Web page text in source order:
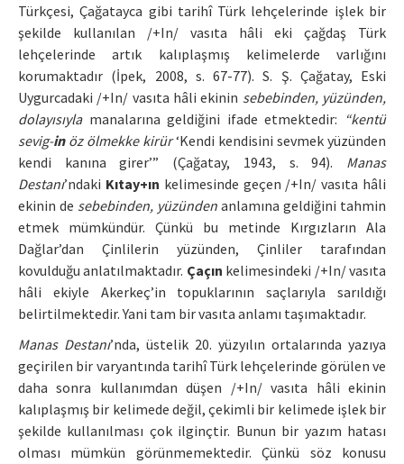
Türkçesi, Çağatayca gibi tarihî Türk lehçelerinde işlek bir
şekilde kullanılan /+In/ vasıta hâli eki çağdaş Türk
lehçelerinde artık kalıplaşmış kelimelerde varlığını
korumaktadır (İpek, 2008, s. 67-77). S. Ş. Çağatay, Eski
Uygurcadaki /+In/ vasıta hâli ekinin sebebinden, yüzünden,
dolayısıylamanalarına geldiğini ifade etmektedir: “kentü
sevig-inöz ölmekke kirür‘Kendi kendisini sevmek yüzünden
kendi kanına girer’” (Çağatay, 1943, s. 94). Manas
Destanı’ndaki Kıtay+ın kelimesinde geçen /+In/ vasıta hâli
ekinin de sebebinden, yüzünden anlamına geldiğini tahmin
etmek mümkündür. Çünkü bu metinde Kırgızların Ala
Dağlar’dan Çinlilerin yüzünden, Çinliler tarafından
kovulduğu anlatılmaktadır. Çaçın kelimesindeki /+In/ vasıta
hâli ekiyle Akerkeç’in topuklarının saçlarıyla sarıldığı
belirtilmektedir. Yani tam bir vasıta anlamı taşımaktadır.
Manas Destanı’nda, üstelik 20. yüzyılın ortalarında yazıya
geçirilen bir varyantında tarihî Türk lehçelerinde görülen ve
daha sonra kullanımdan düşen /+In/ vasıta hâli ekinin
kalıplaşmış bir kelimede değil, çekimli bir kelimede işlek bir
şekilde kullanılması çok ilginçtir. Bunun bir yazım hatası
olması mümkün görünmemektedir. Çünkü söz konusu